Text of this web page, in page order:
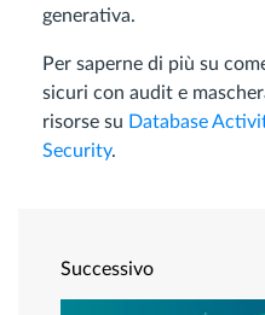
generativa.
Per saperne di più su
sicuri con audit e
risorse su Database
Security.
Successivo